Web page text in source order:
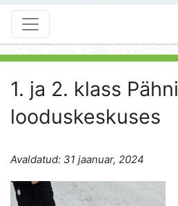
1. ja 2. klass Pähni
looduskeskuses
Avaldatud: 31 jaanuar, 2024